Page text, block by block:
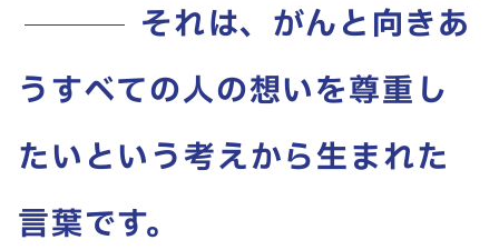
それは、がんと向きあ
うすべての人の想いを尊重し
たいという考えから生まれた
言葉です。